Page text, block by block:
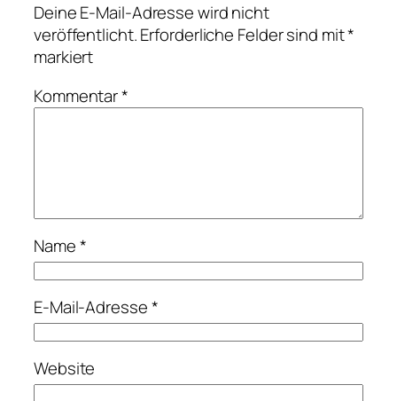
Deine E-Mail-Adresse wird nicht
veröffentlicht.Erforderliche Felder sind mit*
markiert
Kommentar*
Name*
E-Mail-Adresse*
Website